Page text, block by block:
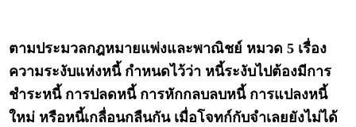
ตามประมวลกฎหมายแพ่งและพาณิชย์ หมวด 5 เรื่อง
ความระงับแห่งหนี้ กำหนดไว้ว่า หนี้ระงับไปต้องมีการ
ชำระหนี้ การปลดหนี้ การหักกลบลบหนี้ การแปลงหนี้
ใหม่ หรือหนี้เกลื่อนกลืนกัน เมื่อโจทก์กับจำเลยยังไม่ได้